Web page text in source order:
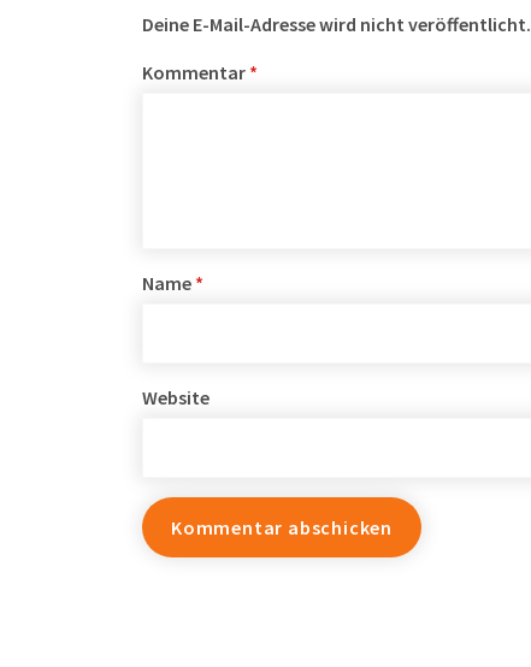
Deine E-Mail-Adresse wird nicht veröffentlicht.
Kommentar *
Name *
Website